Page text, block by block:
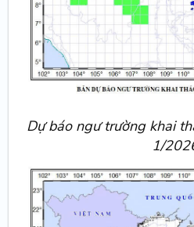
Dự báo ngư trường khai
1/